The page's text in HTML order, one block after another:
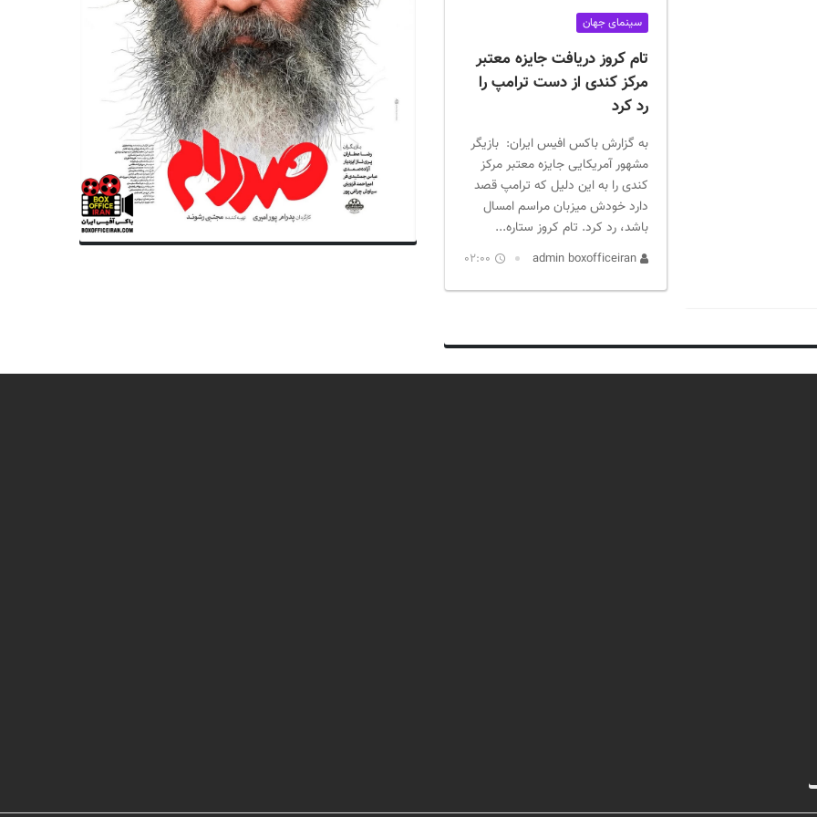
سینمای جهان
تام کروز دریافت جایزه معتبر
مرکز کندی از دست ترامپ را
رد کرد
به گزارش باکس افیس ایران: بازیگر
مشهور آمریکایی جایزه معتبر مرکز
کندی را به این دلیل که ترامپ قصد
دارد خودش میزبان مراسم امسال
باشد، رد کرد. تام کروز ستاره...
admin boxofficeiran
02:00